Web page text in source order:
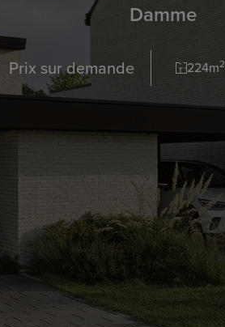
Damme
Prix sur demande 224m2